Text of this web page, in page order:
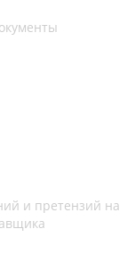
и претензий на